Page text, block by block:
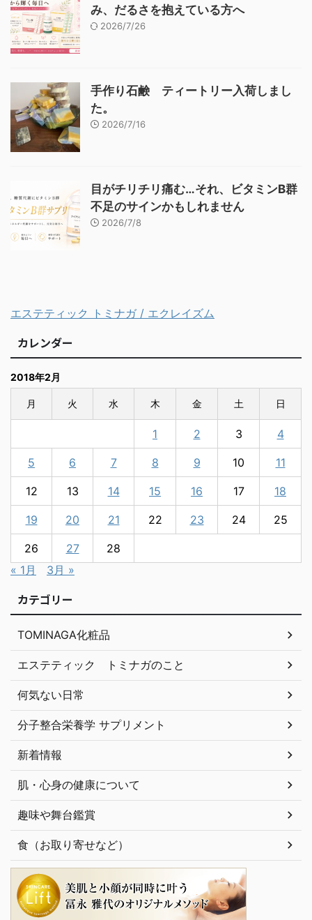
み、だるさを抱えている方へ
2026/7/26
手作り石鹸 ティートリー入荷しまし
た。
2026/7/16
目がチリチリ痛む…それ、ビタミンB群
不足のサインかもしれません
2026/7/8
エステティック トミナガ / エクレイズム
カレンダー
2018年2月
月 火 水 木 金 土 日
1 2 3 4
5 6 7 8 9 10 11
12 13 14 15 16 17 18
19 20 21 22 23 24 25
26 27
28
« 1月
3月 »
カテゴリー
TOMINAGA化粧品
エステティック トミナガのこと
何気ない日常
分子整合栄養学 サプリメント
新着情報
肌・心身の健康について
趣味や舞台鑑賞
食（お取り寄せなど）